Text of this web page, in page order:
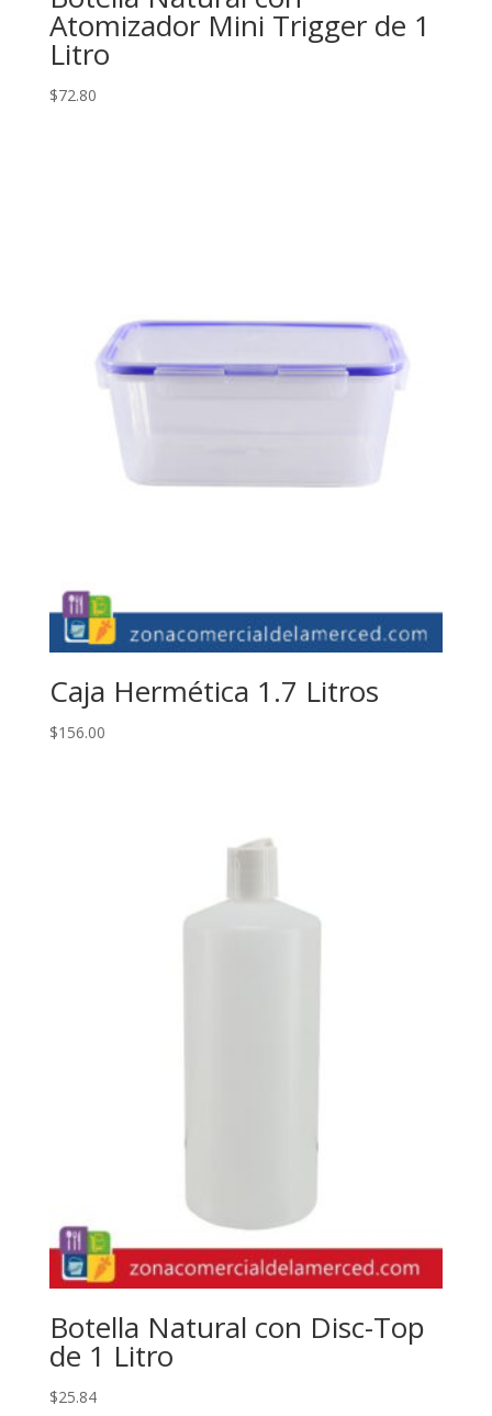
Atomizador Mini Trigger de 1
Litro
$72.80
Caja Hermética 1.7 Litros
$156.00
Botella Natural con Disc-Top
de 1 Litro
$25.84